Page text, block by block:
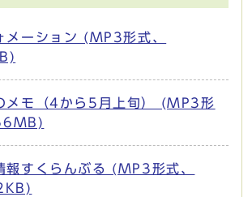
メーション (MP3形式、
メモ（4から5月上旬） (MP3形
報すくらんぶる (MP3形式、